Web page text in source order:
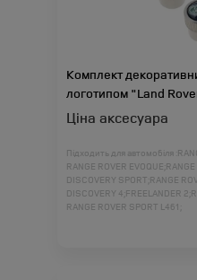
Комплект
логотипом "Land
Ціна аксесуара
Підходить для автомобіля :
RANGE ROVER EVOQUE; RANGE
DISCOVERY SPORT; RANGE
DISCOVERY 4; FREELANDER 2;
RANGE ROVER SPORT L461;